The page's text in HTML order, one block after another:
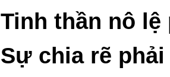
Tinh thần nô
Sự chia rẽ